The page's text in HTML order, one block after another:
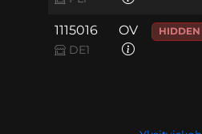
1115016
DE1
OV HIDDEN